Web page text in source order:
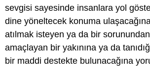
sevgisi sayesinde insanlara yol
dine yöneltecek konuma
atılmak isteyen ya da bir
amaçlayan bir yakınına ya da
bir maddi destekte bulunacağına